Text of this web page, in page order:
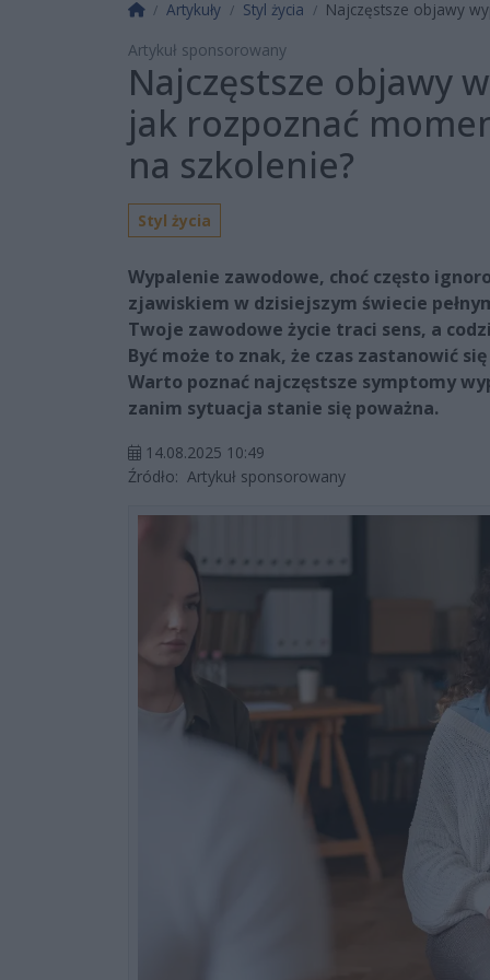
Strona główna
Artykuły Styl życia
Najczęstsze objawy
Artykuł sponsorowany
Najczęstsze objawy
jak rozpoznać
na szkolenie?
Styl życia
Wypalenie zawodowe, choć często
zjawiskiem w dzisiejszym świecie
Twoje zawodowe życie traci sens, a
Być może to znak, że czas zastanowić
Warto poznać najczęstsze symptomy
zanim sytuacja stanie się poważna.
14.08.2025 10:49
Źródło: Artykuł sponsorowany